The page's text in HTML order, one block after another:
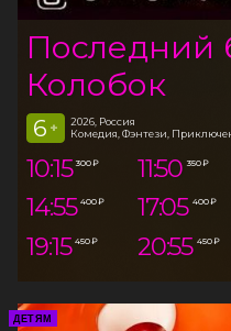
Последний
Колобок
6 +
2026, Россия
Комедия, Фэнтези,
10:15 300 ₽ 11:50 350 ₽
14:55 400 ₽ 17:05 400 ₽
19:15 450 ₽ 20:55 450 ₽
ДЕТЯМ